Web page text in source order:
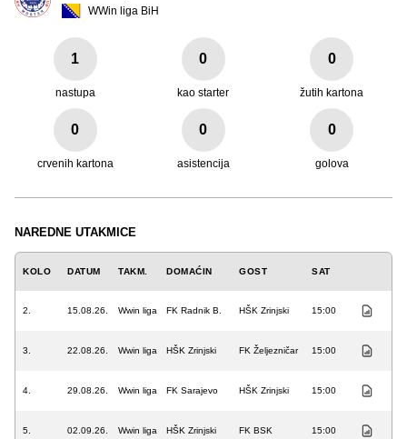
WWin liga BiH
1
nastupa
0
kao starter
0
žutih kartona
0
crvenih kartona
0
asistencija
0
golova
NAREDNE UTAKMICE
KOLO DATUM TAKM. DOMAĆIN GOST SAT
2. 15.08.26. Wwin liga FK Radnik B. HŠK Zrinjski 15:00
3. 22.08.26. Wwin liga HŠK Zrinjski FK Željezničar 15:00
4. 29.08.26. Wwin liga FK Sarajevo HŠK Zrinjski 15:00
5. 02.09.26. Wwin liga HŠK Zrinjski FK BSK 15:00